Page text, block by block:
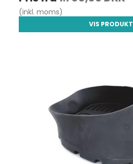
(inkl. moms)
VIS PRODUKT